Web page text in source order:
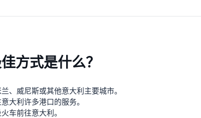
方式是什么？
、威尼斯或其他意大利主要城市。
大利许多港口的服务。
车前往意大利。